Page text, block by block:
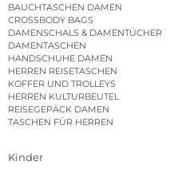
BAUCHTASCHEN DAMEN
CROSSBODY BAGS
DAMENSCHALS & DAMENTÜCHER
DAMENTASCHEN
HANDSCHUHE DAMEN
HERREN REISETASCHEN
KOFFER UND TROLLEYS
HERREN KULTURBEUTEL
REISEGEPÄCK DAMEN
TASCHEN FÜR HERREN
Kinder